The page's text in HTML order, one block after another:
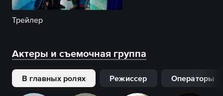
Трейлер
Актеры и съемочная группа
В главных ролях Режиссер Операторы